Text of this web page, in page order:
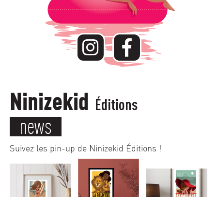
Ninizekid Éditions
news
Suivez les pin-up de Ninizekid Éditions !